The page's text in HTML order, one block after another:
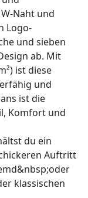
Naht und
Logo-
und sieben
ab. Mit
ist diese
und
ist die
Komfort und
du ein
Auftritt
klassischen